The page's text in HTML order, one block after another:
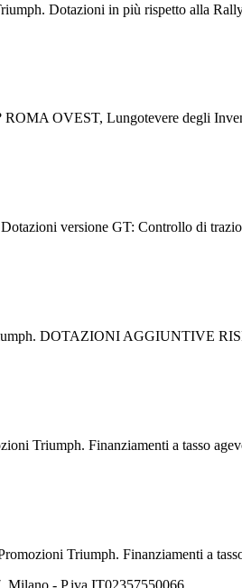
Dotazioni in più rispetto alla
OVEST, Lungotevere degli
versione GT: Controllo di
DOTAZIONI AGGIUNTIVE
Triumph. Finanziamenti a tasso
Triumph. Finanziamenti a
Milano - P.iva IT02357550066